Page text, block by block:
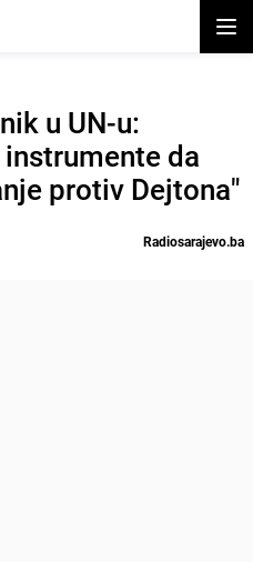
u UN-u:
da
protiv Dejtona"
Radiosarajevo.ba